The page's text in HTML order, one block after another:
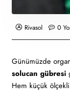
Rivasol 0
Günümüzde
solucan gübresi
Hem küçük